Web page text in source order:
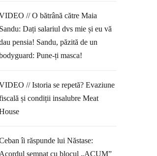
// O bătrână către Maia
Sandu: Dați salariul dvs mie și eu vă
pensia! Sandu, păzită de un
Pune-ți masca!
// Istoria se repetă? Evaziune
și condiții insalubre Meat
îi răspunde lui Năstase:
Acordul semnat cu blocul „ACUM”